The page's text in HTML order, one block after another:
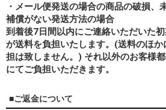
・メール便発送の場合の商品の破損、
補償がない発送方法の場合
到着後7日間以内にご連絡いただいた
が送料を負担いたします。(送料のほ
担は致しません。) それ以外のお客様
にてご負担いただきます。
■ご返金について